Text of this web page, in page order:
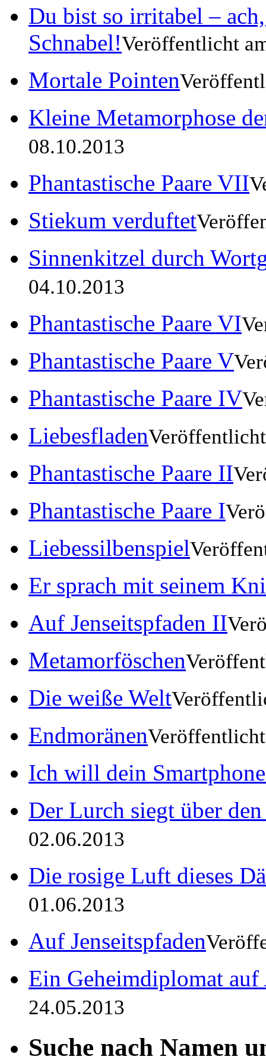
Du bist so irritabel –
Schnabel!Veröffentlicht
Mortale Pointen
Kleine Metamorphose
08.10.2013
Phantastische Paare VII
Stiekum verduftet
Sinnenkitzel durch
04.10.2013
Phantastische Paare VI
Phantastische Paare V
Phantastische Paare IV
Liebesfladen
Phantastische Paare II
Phantastische Paare I
Liebessilbenspiel
Er sprach mit seinem
Auf Jenseitspfaden II
Metamorföschen
Die weiße Welt
Endmoränen
Ich will dein
Der Lurch siegt über
02.06.2013
Die rosige Luft dieses
01.06.2013
Auf Jenseitspfaden
Ein Geheimdiplomat auf
24.05.2013
Suche nach Namen